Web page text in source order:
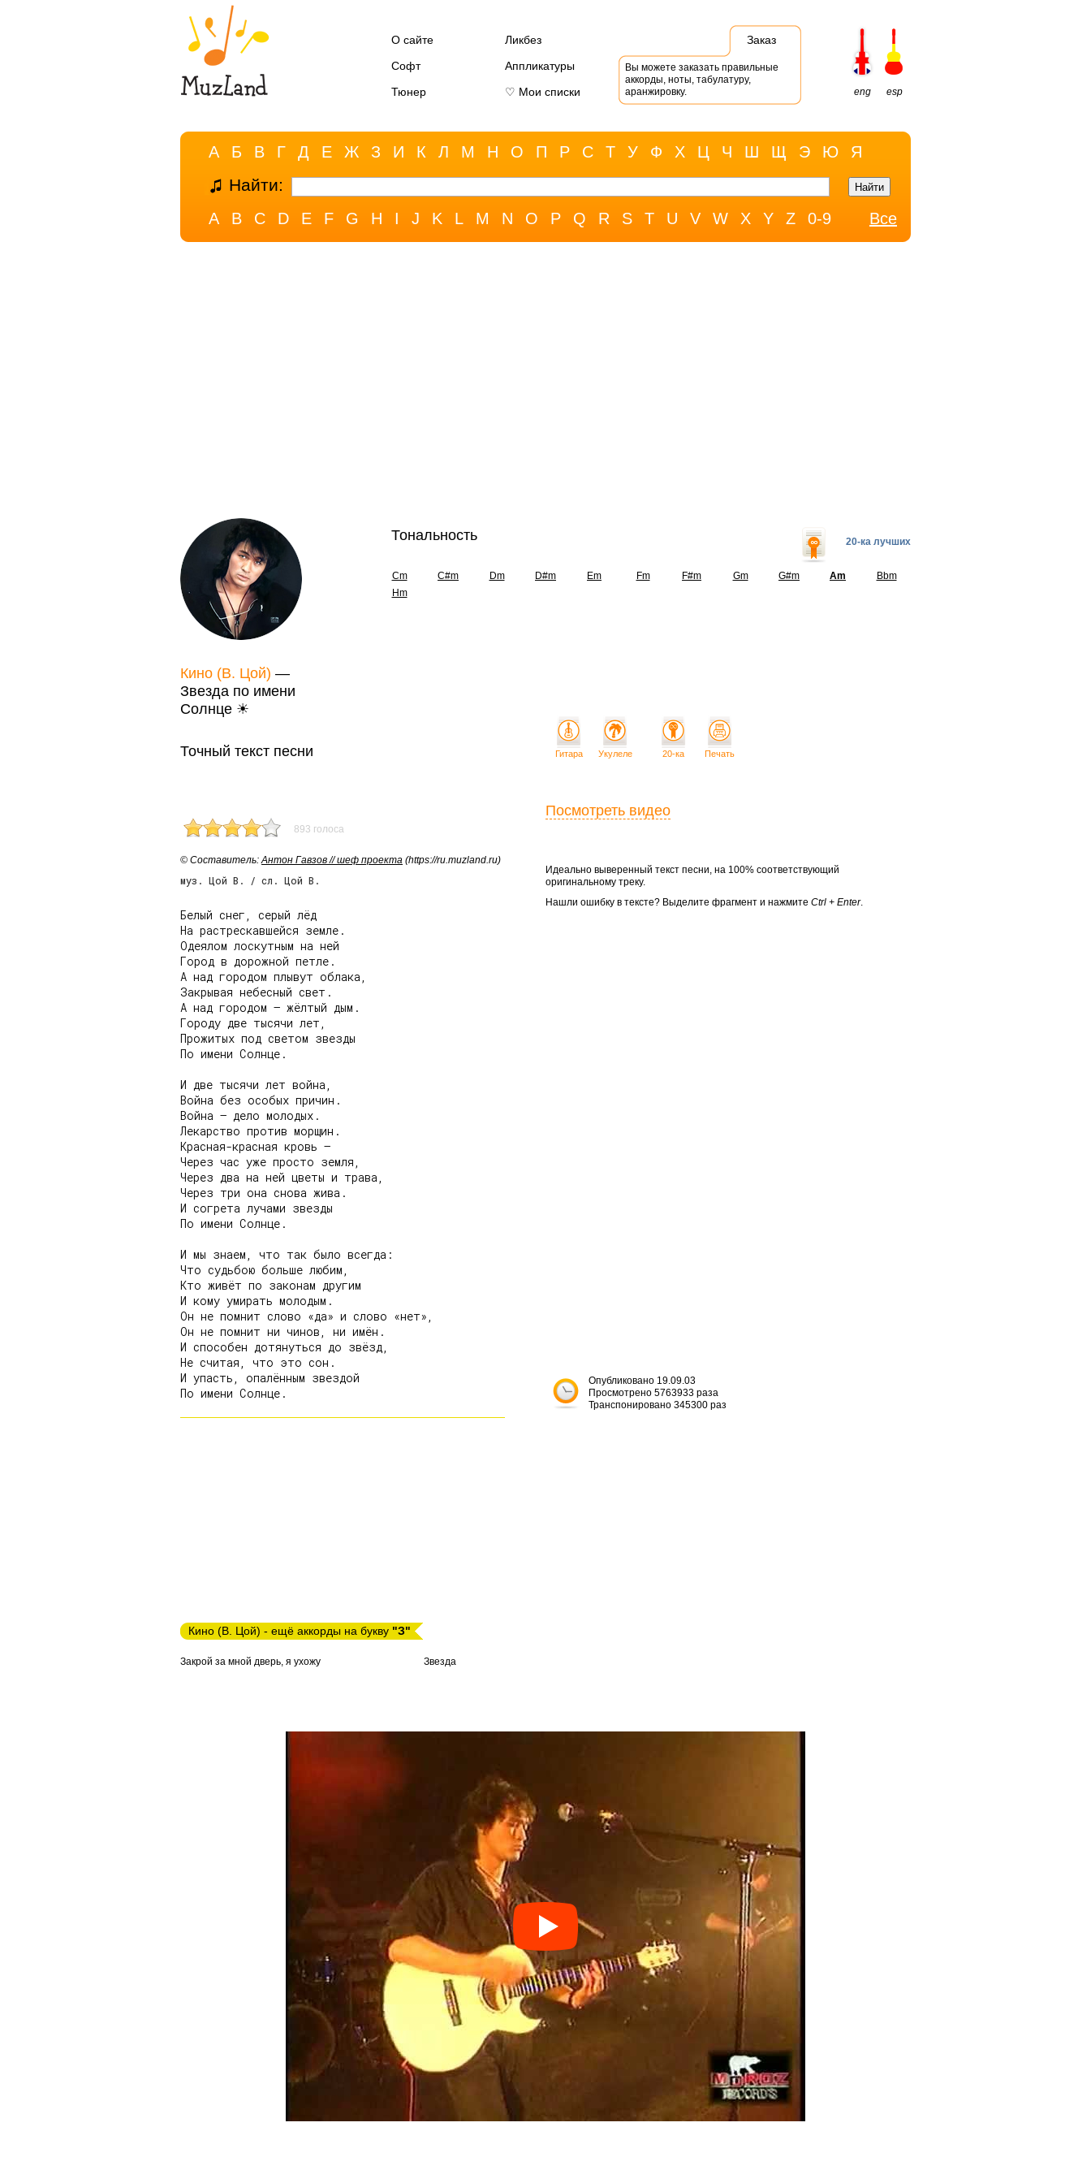
О сайте
Ликбез
Софт
Аппликатуры
Тюнер
♡ Мои списки
Заказ
Вы можете заказать правильные
аккорды, ноты, табулатуру,
аранжировку.
eng esp
А Б В Г Д Е Ж З И К Л М Н О П Р С Т У Ф Х Ц Ч Ш Щ Э Ю Я
Найти:
A B C D E F G H I J K L M N O P Q R S T U V W X Y Z 0-9 Все
Кино (В. Цой) —
Звезда по имени
Солнце ☀
Тональность 20-ка лучших
Cm C#m Dm D#m Em Fm F#m Gm G#m Am
Bbm
Hm
Точный текст песни
893 голоса
© Cоставитель:Антон Гавзов // шеф проекта (https://ru.muzland.ru)
муз. Цой В. / сл. Цой В.
Белый снег, серый лёд
На растрескавшейся земле.
Одеялом лоскутным на ней
Город в дорожной петле.
А над городом плывут облака,
Закрывая небесный свет.
А над городом – жёлтый дым.
Городу две тысячи лет,
Прожитых под светом звезды
По имени Солнце.
И две тысячи лет война,
Война без особых причин.
Война – дело молодых.
Лекарство против морщин.
Красная-красная кровь –
Через час уже просто земля,
Через два на ней цветы и трава,
Через три она снова жива.
И согрета лучами звезды
По имени Солнце.
И мы знаем, что так было всегда:
Что судьбою больше любим,
Кто живёт по законам другим
И кому умирать молодым.
Он не помнит слово «да» и слово «нет»,
Он не помнит ни чинов, ни имён.
И способен дотянуться до звёзд,
Не считая, что это сон.
И упасть, опалённым звездой
Гитара Укулеле 20-ка Печать
Посмотреть видео
Идеально выверенный текст песни, на 100% соответствующий
оригинальному треку.
Нашли ошибку в тексте? Выделите фрагмент и нажмите Ctrl + Enter.
Опубликовано 19.09.03
Просмотрено 5763933 раза
Транспонировано 345300 раз
Кино (В. Цой) - ещё аккорды на букву "З"
Закрой за мной дверь, я ухожу Звезда